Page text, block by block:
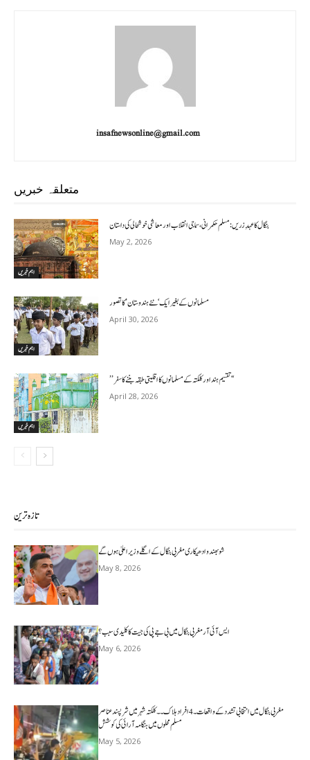
insafnewsonline@gmail.com
متعلقہ خبریں
اہم خبریں
بنگال کا عہدِ زریں: مسلم حکمرانی، سماجی انقلاب اور معاشی خوشحالی کی داستان
May 2, 2026
اہم خبریں
مسلمانوں کے بغیر ایک ‘نئے ہندوستان’ کا تصور
April 30, 2026
اہم خبریں
’’تقسیم ہند اور کلکتہ کے مسلمانوں کا اقلیتی طبقہ بننے کا سفر‘‘
April 28, 2026
تازہ ترین
شوبھندو ادھیکاری مغربی بنگال کے اگلے وزیر اعلیٰ ہوں گے
May 8, 2026
ایس آئی آر مغربی بنگال میں بی جے پی کی جیت کا کلیدی سبب؟
May 6, 2026
مغربی بنگال میں انتخابی تشدد کے واقعات۔4افراد ہلاک۔۔کلکتہ شہر میں شرپسندعناصر
مسلم محلوں میں ہنگامہ آرائی کی کوشش
May 5, 2026